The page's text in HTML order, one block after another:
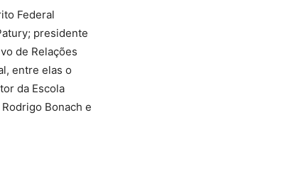
Federal
presidente
de Relações
entre elas o
da Escola
Bonach e